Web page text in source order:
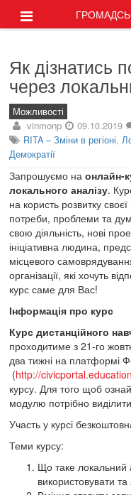
Як дізнатись
через
Можливості
vinmonp 09.10.2019
RITA – Зміни в регіоні,
Демократії
Запрошуємо на онлайн-
локального аналізу.
на користь розвитку
потреби, проблеми та
свою діяльність, нові
ініціативна людина,
місцевого
організації, які хочуть
курс саме для Вас!
Інформація про курс
Курс дистанційного
проходитиме з 21-го
два тижні на платформі
(http://civicportal.education
курсу. Для того щоб
модулю потрібно
Участь у курсі
Теми курсу:
Що таке локальний
використовувати